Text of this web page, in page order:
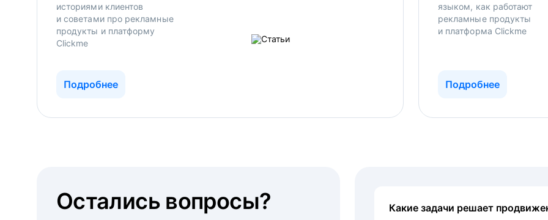
историями клиентов
и советами про рекламные
продукты и платформу
Clickme
Подробнее
языком, как работают
рекламные продукты
и платформа Clickme
Подробнее
Какие задачи решает
Остались вопросы?